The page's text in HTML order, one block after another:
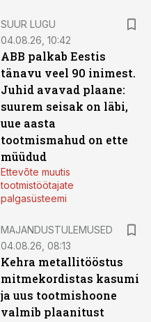
SUUR LUGU
04.08.26, 10:42
ABB palkab Eestis
tänavu veel 90 inimest.
Juhid avavad plaane:
suurem seisak on läbi,
uue aasta
tootmismahud on ette
müüdud
Ettevõte muutis
tootmistöötajate
palgasüsteemi
MAJANDUSTULEMUSED
04.08.26, 08:13
Kehra metallitööstus
mitmekordistas kasumi
ja uus tootmishoone
valmib plaanitust